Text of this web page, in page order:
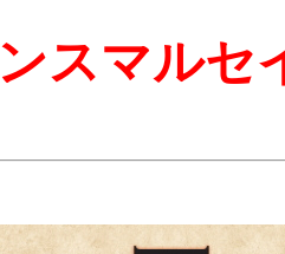
スマルセ